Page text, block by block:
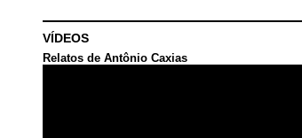
VÍDEOS
Relatos de Antônio Caxias